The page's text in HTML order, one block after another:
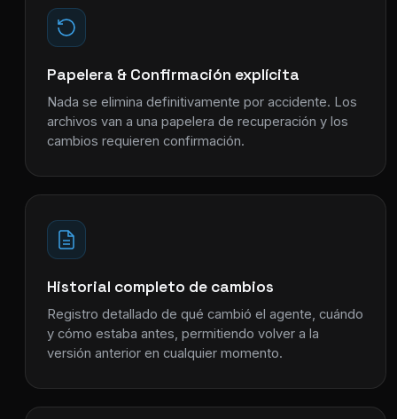
Papelera & Confirmación explícita
Nada se elimina definitivamente por accidente. Los
archivos van a una papelera de recuperación y los
cambios requieren confirmación.
Historial completo de cambios
Registro detallado de qué cambió el agente, cuándo
y cómo estaba antes, permitiendo volver a la
versión anterior en cualquier momento.